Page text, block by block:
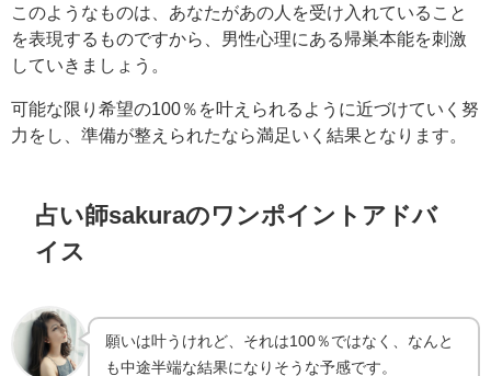
このようなものは、あなたがあの人を受け入れていること
を表現するものですから、男性心理にある帰巣本能を刺激
していきましょう。
可能な限り希望の100％を叶えられるように近づけていく努
力をし、準備が整えられたなら満足いく結果となります。
占い師sakuraのワンポイントアドバ
イス
願いは叶うけれど、それは100％ではなく、なんと
も中途半端な結果になりそうな予感です。